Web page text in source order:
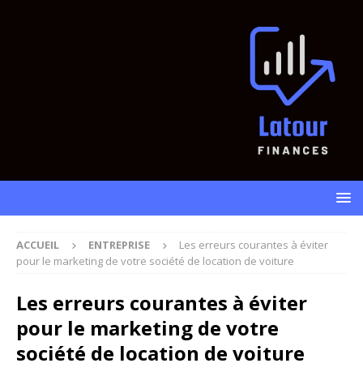
ACCUEIL ENTREPRISE
Les erreurs courantes à éviter
pour le marketing de votre société de location de voiture
Les erreurs courantes à éviter
pour le marketing de votre
société de location de voiture